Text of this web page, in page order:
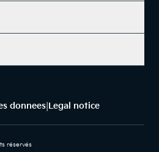
donnees| Legal notice
réservés